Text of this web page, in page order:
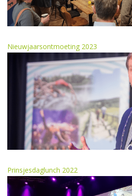
Nieuwjaarsontmoeting 2023
Prinsjesdaglunch 2022